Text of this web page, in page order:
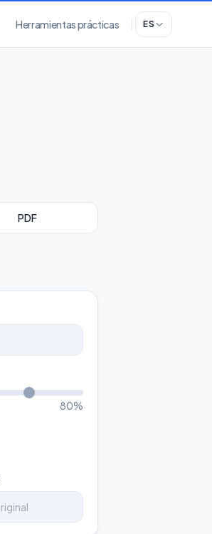
Herramientas prácticas ES
PDF
80%